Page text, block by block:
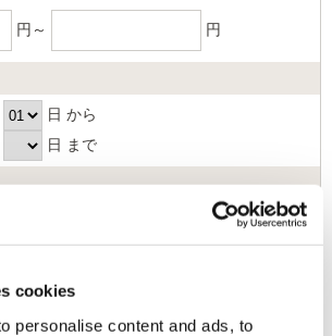
cookies
personalise content and ads, to
円～ 円
日 から
日 まで